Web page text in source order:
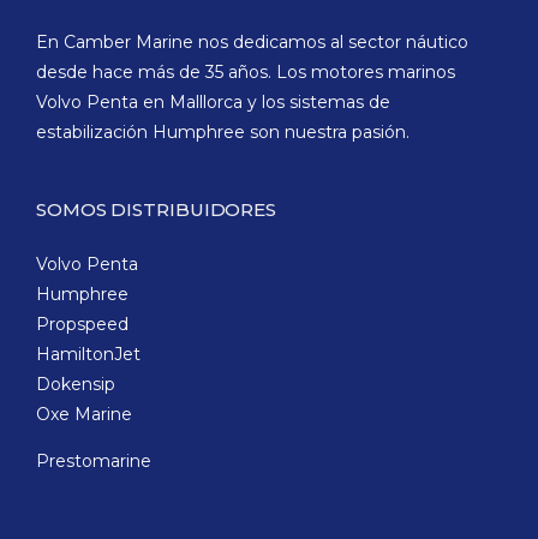
En Camber Marine nos dedicamos al sector náutico
desde hace más de 35 años. Los motores marinos
Volvo Penta en Malllorca y los sistemas de
estabilización Humphree son nuestra pasión.
SOMOS DISTRIBUIDORES
Volvo Penta
Humphree
Propspeed
HamiltonJet
Dokensip
Oxe Marine
Prestomarine